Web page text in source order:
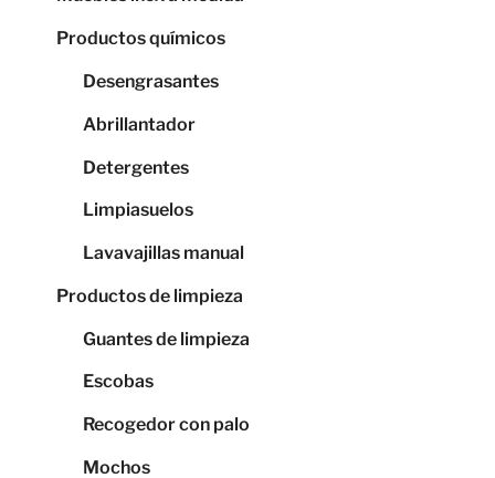
Productos químicos
Desengrasantes
Abrillantador
Detergentes
Limpiasuelos
Lavavajillas manual
Productos de limpieza
Guantes de limpieza
Escobas
Recogedor con palo
Mochos